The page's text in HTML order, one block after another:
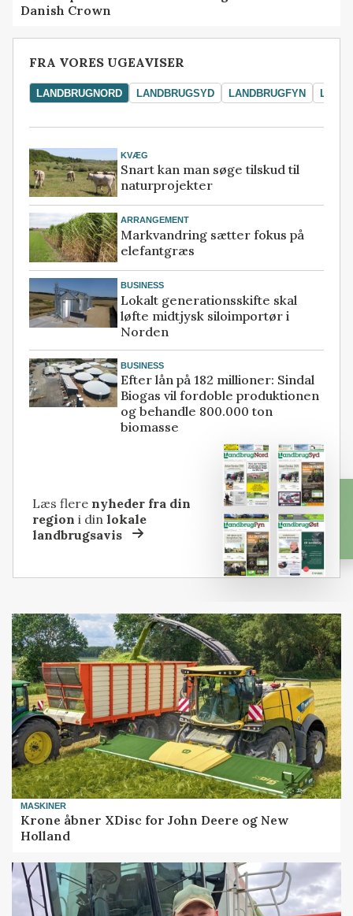
Danish Crown
FRA VORES UGEAVISER
LANDBRUGNORD LANDBRUGSYD LANDBRUGFYN
KVÆG
Snart kan man søge tilskud til
naturprojekter
ARRANGEMENT
Markvandring sætter fokus på
elefantgræs
BUSINESS
Lokalt generationsskifte skal
løfte midtjysk siloimportør i
Norden
BUSINESS
Efter lån på 182 millioner: Sindal
Biogas vil fordoble produktionen
og behandle 800.000 ton
biomasse
Læs flere nyheder fra din
region i dinlokale
landbrugsavis
MASKINER
Krone åbner XDisc for John Deere og New
Holland